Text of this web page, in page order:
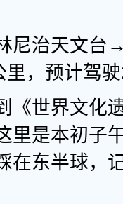
尼治天文
里，预计驾
《世界文
里是本初子
在东半球，